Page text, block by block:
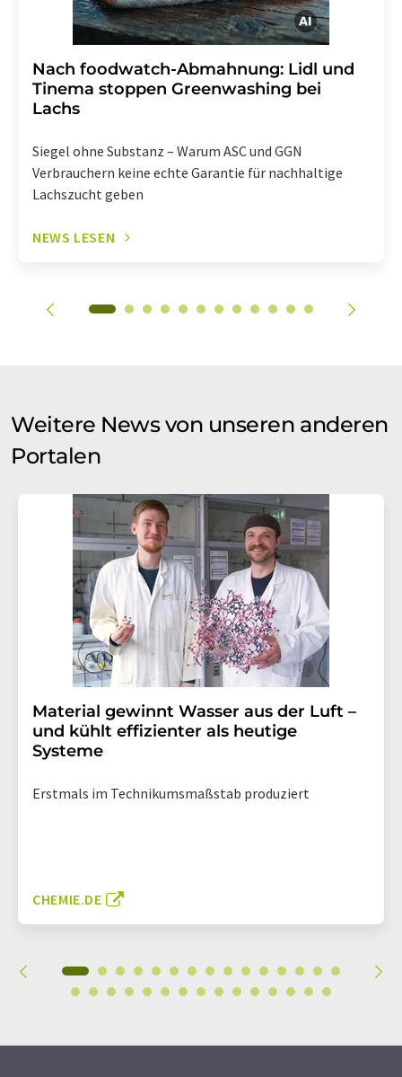
Nach foodwatch-Abmahnung: Lidl und
Tinema stoppen Greenwashing bei
Lachs
Siegel ohne Substanz – Warum ASC und GGN
Verbrauchern keine echte Garantie für nachhaltige
Lachszucht geben
NEWS LESEN
Weitere News von unseren anderen
Portalen
Material gewinnt Wasser aus der Luft –
und kühlt effizienter als heutige
Systeme
Erstmals im Technikumsmaßstab produziert
CHEMIE.DE